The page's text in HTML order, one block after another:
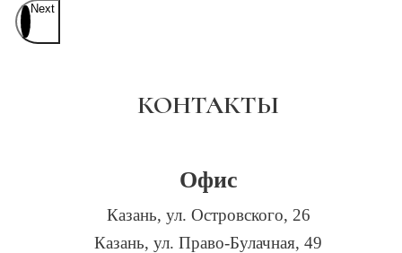
Next
КОНТАКТЫ
Офис
Казань, ул. Островского, 26
Казань, ул. Право-Булачная, 49